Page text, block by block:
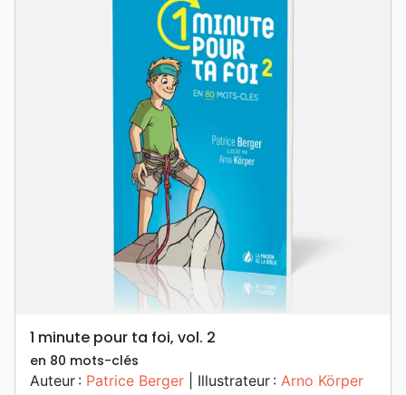
1 minute pour ta foi, vol. 2
en 80 mots-clés
Auteur : Patrice Berger | Illustrateur : Arno Körper